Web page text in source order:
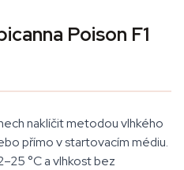
Poison F1
naklíčit metodou vlhkého
přímo v startovacím médiu.
°C a vlhkost bez